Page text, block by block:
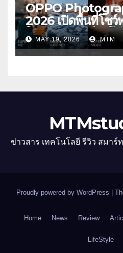
OPPO
2026 เปิดพื้นที่โชว์
ใหม่ รับเทรนด์วิดีโอ
หมวด “Super
MAY 19, 2026 MTM
ข่าวสาร เทคโนโลยี รีวิว สมาร์
Proudly powered by WordPress
Home News Review
LifeStyle